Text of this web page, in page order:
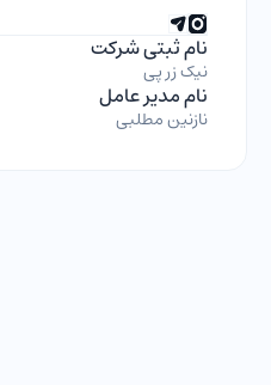
نام ثبتی شرکت
نیک زر پی
نام مدیر عامل
نازنین مطلبی